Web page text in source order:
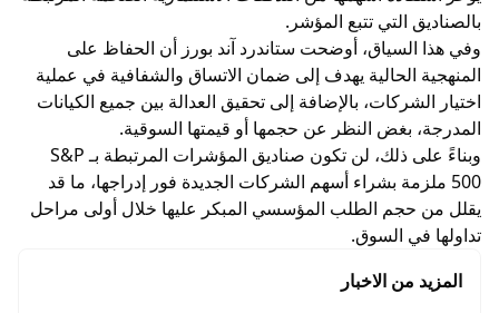
بالصناديق التي تتبع المؤشر.
وفي هذا السياق، أوضحت ستاندرد آند بورز أن الحفاظ على
المنهجية الحالية يهدف إلى ضمان الاتساق والشفافية في عملية
اختيار الشركات، بالإضافة إلى تحقيق العدالة بين جميع الكيانات
المدرجة، بغض النظر عن حجمها أو قيمتها السوقية.
وبناءً على ذلك، لن تكون صناديق المؤشرات المرتبطة بـ S&P
500 ملزمة بشراء أسهم الشركات الجديدة فور إدراجها، ما قد
يقلل من حجم الطلب المؤسسي المبكر عليها خلال أولى مراحل
تداولها في السوق.
المزيد من الاخبار